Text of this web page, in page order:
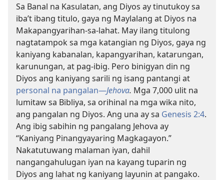
Sa Banal na Kasulatan, ang Diyos ay tinutukoy sa
iba’t ibang titulo, gaya ng Maylalang at Diyos na
Makapangyarihan-sa-lahat. May ilang titulong
nagtatampok sa mga katangian ng Diyos, gaya ng
kaniyang kabanalan, kapangyarihan, katarungan,
karunungan, at pag-ibig. Pero binigyan din ng
Diyos ang kaniyang sarili ng isang pantangi at
personal na pangalan​—Jehova. Mga 7,000 ulit na
lumitaw sa Bibliya, sa orihinal na mga wika nito,
ang pangalan ng Diyos. Ang una ay sa Genesis 2:4.
Ang ibig sabihin ng pangalang Jehova ay
“Kaniyang Pinangyayaring Magkagayon.”
Nakatutuwang malaman iyan, dahil
nangangahulugan iyan na kayang tuparin ng
Diyos ang lahat ng kaniyang layunin at pangako.